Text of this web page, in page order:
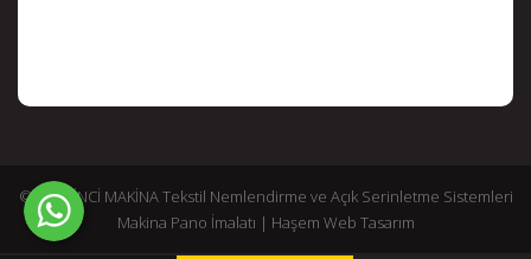
© 2026 İNCİ MAKİNA Tekstil Nemlendirme ve Açık Serinletme Sistemleri
Makina Pano İmalatı | Haşem Web Tasarım